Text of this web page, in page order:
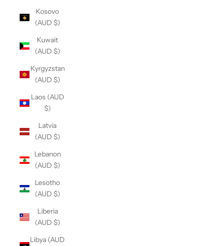
Kosovo
(AUD $)
Kuwait
(AUD $)
Kyrgyzstan
(AUD $)
Laos (AUD
$)
Latvia
(AUD $)
Lebanon
(AUD $)
Lesotho
(AUD $)
Liberia
(AUD $)
Libya (AUD